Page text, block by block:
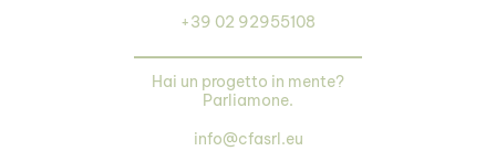
+39 02 92955108
Hai un progetto in mente?
Parliamone.
info@cfasrl.eu